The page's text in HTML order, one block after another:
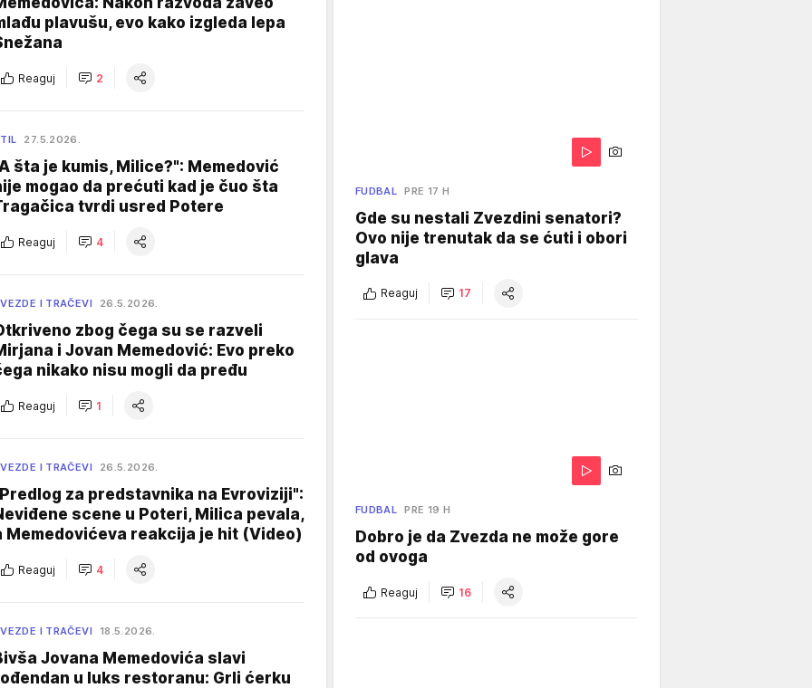
plavušu, evo kako izgleda lepa
Reaguj 2
27.5.2026.
šta je kumis, Milice?": Memedović
mogao da prećuti kad je čuo šta
tvrdi usred Potere
Reaguj 4
I TRAČEVI 26.5.2026.
zbog čega su se razveli
i Jovan Memedović: Evo preko
nikako nisu mogli da pređu
Reaguj 1
I TRAČEVI 26.5.2026.
za predstavnika na Evroviziji":
scene u Poteri, Milica pevala,
Memedovićeva reakcija je hit (Video)
Reaguj 4
I TRAČEVI 18.5.2026.
Jovana Memedovića slavi
u luks restoranu: Grli ćerku
FUDBAL PRE 17 H
Gde su nestali Zvezdini senatori?
Ovo nije trenutak da se ćuti i obori
glava
Reaguj 17
FUDBAL PRE 19 H
Dobro je da Zvezda ne može gore
od ovoga
Reaguj 16